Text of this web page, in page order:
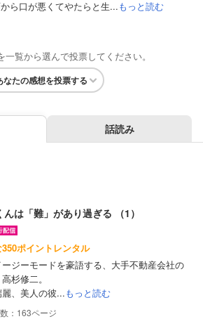
ら口が悪くてやたらと生...もっと読む
一覧から選んで投票してください。
なたの感想を投票する
話読み
んは「難」があり過ぎる （1）
ポイントレンタル
ージーモードを豪語する、大手不動産会社の
杉修二。
、美人の彼...もっと読む
163